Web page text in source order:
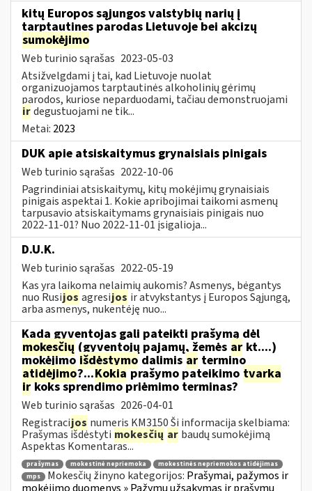
kitų Europos sąjungos valstybių narių į
tarptautines parodas Lietuvoje bei akcizų
sumokėjimo
Web turinio sąrašas 2023-05-03
Atsižvelgdami į tai, kad Lietuvoje nuolat
organizuojamos tarptautinės alkoholinių gėrimų
parodos, kuriose neparduodami, tačiau demonstruojami
irdegustuojami ne tik...
Metai: 2023
DUK apie atsiskaitymus grynaisiais pinigais
Web turinio sąrašas 2022-10-06
Pagrindiniai atsiskaitymų, kitų mokėjimų grynaisiais
pinigais aspektai 1. Kokie apribojimai taikomi asmenų
tarpusavio atsiskaitymams grynaisiais pinigais nuo
2022-11-01? Nuo 2022-11-01 įsigalioja...
D.U.K.
Web turinio sąrašas 2022-05-19
Kas yra laikoma nelaimių aukomis? Asmenys, bėgantys
nuo Rusijos agresijos ir atvykstantys į Europos Sąjungą,
arba asmenys, nukentėję nuo...
Kada gyventojas gali pateikti prašymą dėl
mokesčių (gyventojų pajamų, žemės ar kt....)
mokėjimo išdėstymo dalimis ar termino
atidėjimo?...Kokiaprašymo pateikimo tvarka
irkoks sprendimo priėmimo terminas?
Web turinio sąrašas 2026-04-01
Registracijos numeris KM3150 Ši informacija skelbiama:
Prašymas išdėstyti mokesčių ar baudų sumokėjimą
Aspektas Komentaras...
prašymas mokestinė nepriemoka
mokestinės nepriemokos atidėjimas
mps
Mokesčių žinyno kategorijos: Prašymai, pažymos ir